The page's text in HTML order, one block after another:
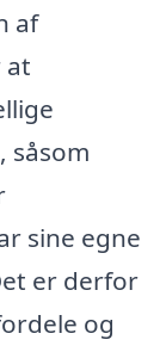
af
at
såsom
sine egne
er derfor
og